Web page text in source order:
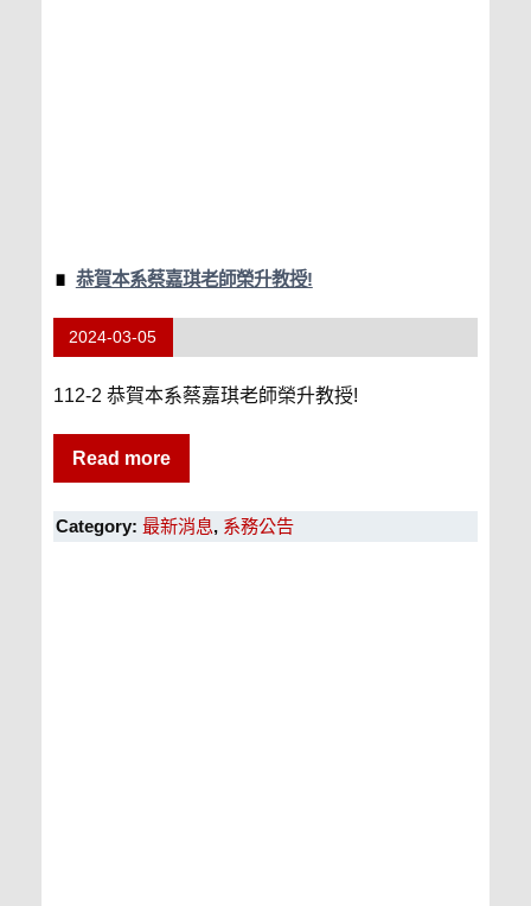
恭賀本系蔡嘉琪老師榮升教授!
2024-03-05
112-2 恭賀本系蔡嘉琪老師榮升教授!
Read more
Category: 最新消息, 系務公告